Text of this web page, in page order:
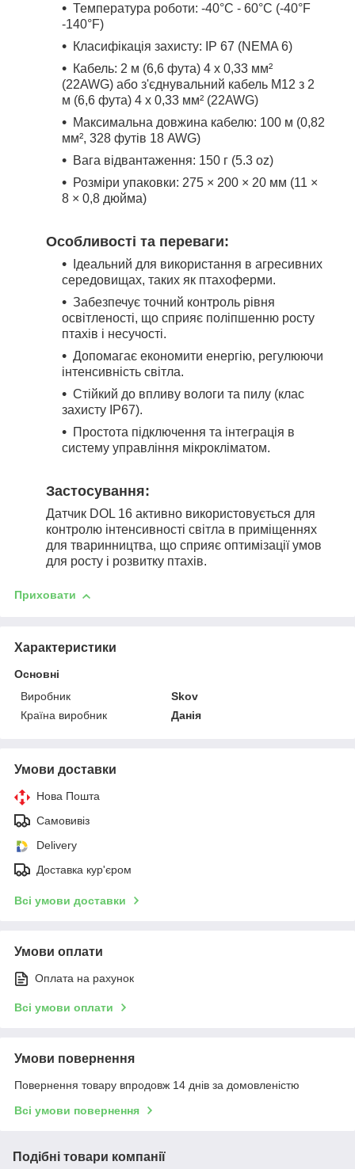
Температура роботи: -40°C - 60°C (-40°F
-140°F)
Класифікація захисту: IP 67 (NEMA 6)
Кабель: 2 м (6,6 фута) 4 x 0,33 мм²
(22AWG) або з'єднувальний кабель M12 з 2
м (6,6 фута) 4 x 0,33 мм² (22AWG)
Максимальна довжина кабелю: 100 м (0,82
мм², 328 футів 18 AWG)
Вага відвантаження: 150 г (5.3 oz)
Розміри упаковки: 275 × 200 × 20 мм (11 ×
8 × 0,8 дюйма)
Особливості та переваги:
Ідеальний для використання в агресивних
середовищах, таких як птахоферми.
Забезпечує точний контроль рівня
освітленості, що сприяє поліпшенню росту
птахів і несучості.
Допомагає економити енергію, регулюючи
інтенсивність світла.
Стійкий до впливу вологи та пилу (клас
захисту IP67).
Простота підключення та інтеграція в
систему управління мікрокліматом.
Застосування:
Датчик DOL 16 активно використовується для
контролю інтенсивності світла в приміщеннях
для тваринництва, що сприяє оптимізації умов
для росту і розвитку птахів.
Приховати
Характеристики
Основні
Виробник
Skov
Країна виробник
Данія
Умови доставки
Нова Пошта
Самовивіз
Delivery
Доставка кур'єром
Всі умови доставки
Умови оплати
Оплата на рахунок
Всі умови оплати
Умови повернення
Повернення товару впродовж 14 днів за домовленістю
Всі умови повернення
Подібні товари компанії